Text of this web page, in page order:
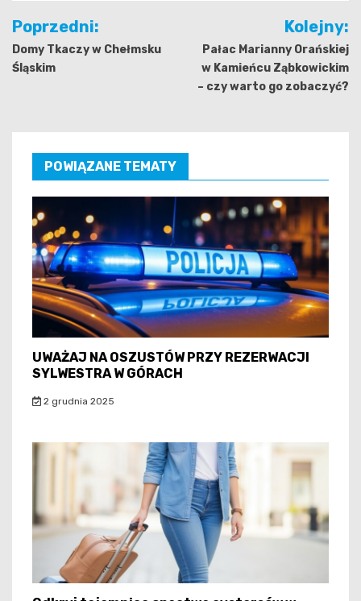
Nawigacja
wpisu
Poprzedni:
Domy Tkaczy w Chełmsku
Śląskim
Kolejny:
Pałac Marianny Orańskiej
w Kamieńcu Ząbkowickim
– czy warto go zobaczyć?
POWIĄZANE TEMATY
UWAŻAJ NA OSZUSTÓW PRZY REZERWACJI
SYLWESTRA W GÓRACH
2 grudnia 2025